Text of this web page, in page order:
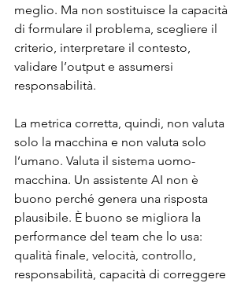
meglio. Ma non sostituisce la capacità
di formulare il problema, scegliere il
criterio, interpretare il contesto,
validare l’output e assumersi
responsabilità.
La metrica corretta, quindi, non valuta
solo la macchina e non valuta solo
l’umano. Valuta il sistema uomo-
macchina. Un assistente AI non è
buono perché genera una risposta
plausibile. È buono se migliora la
performance del team che lo usa:
qualità finale, velocità, controllo,
responsabilità, capacità di correggere